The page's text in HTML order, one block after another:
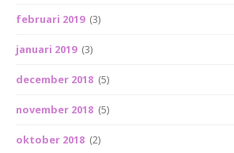
februari 2019 (3)
januari 2019 (3)
december 2018 (5)
november 2018 (5)
oktober 2018 (2)